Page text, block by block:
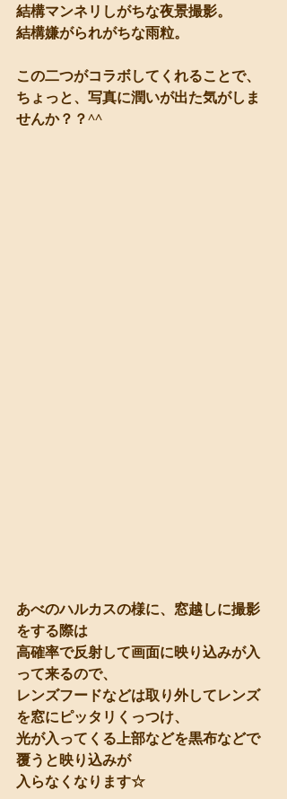
結構マンネリしがちな夜景撮影。
結構嫌がられがちな雨粒。
この二つがコラボしてくれることで、
ちょっと、写真に潤いが出た気がしま
せんか？？^^
あべのハルカスの様に、窓越しに撮影
をする際は
高確率で反射して画面に映り込みが入
って来るので、
レンズフードなどは取り外してレンズ
を窓にピッタリくっつけ、
光が入ってくる上部などを黒布などで
覆うと映り込みが
入らなくなります☆